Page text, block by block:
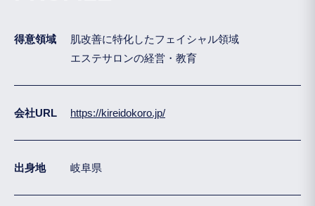
得意領域
肌改善に特化したフェイシャル領域
エステサロンの経営・教育
会社URL https://kireidokoro.jp/
出身地 岐阜県